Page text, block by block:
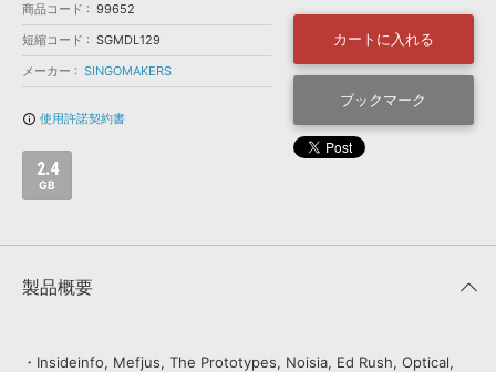
BGM »
次世代型 ボーカル・エディタ
APS
SLS
商品コード
99652
短縮コード
SGMDL129
メーカー
SINGOMAKERS
info_outline 使用許諾契約書
2.4
GB
カートに入れる
ブックマーク
製品概要
・Insideinfo, Mefjus, The Prototypes, Noisia, Ed Rush, Optical,